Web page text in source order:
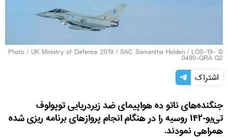
© Photo /
UK Ministry of Defence 2019 / SAC Samantha Holden/LOS-19-
0490-QRA Q2
اشتراک
جنگنده‌های ناتو ده هواپیمای ضد زیردریایی توپولوف
تی‌یو-۱۴۲ روسیه را در هنگام انجام پروازهای برنامه ریزی شده
همراهی نمودند.